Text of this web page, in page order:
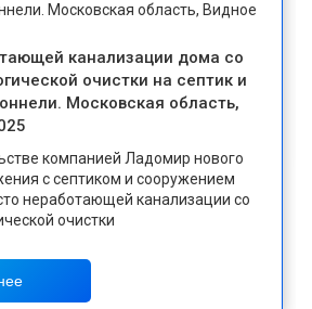
канализации дома со
очистки на септик и
Московская область,
компанией Ладомир нового
с септиком и сооружением
неработающей канализации со
очистки